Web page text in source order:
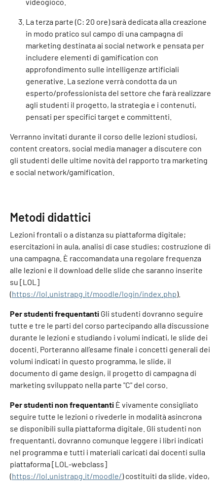
La terza parte (C: 20 ore) sarà dedicata alla creazione
in modo pratico sul campo di una campagna di
marketing destinata ai social network e pensata per
includere elementi di gamification con
approfondimento sulle intelligenze artificiali
generative. La sezione verrà condotta da un
esperto/professionista del settore che farà realizzare
agli studenti il progetto, la strategia e i contenuti,
pensati per specifici target e committenti.
Verranno invitati durante il corso delle lezioni studiosi,
content creators, social media manager a discutere con
gli studenti delle ultime novità del rapporto tra marketing
e social network/gamification.
Metodi didattici
Lezioni frontali o a distanza su piattaforma digitale;
esercitazioni in aula, analisi di case studies; costruzione di
una campagna. È raccomandata una regolare frequenza
alle lezioni e il download delle slide che saranno inserite
su [LOL]
(https://lol.unistrapg.it/moodle/login/index.php).
Per studenti frequentanti Gli studenti dovranno seguire
tutte e tre le parti del corso partecipando alla discussione
durante le lezioni e studiando i volumi indicati, le slide dei
docenti. Porteranno all’esame finale i concetti generali dei
volumi indicati in questo programma, le slide, il
documento di game design, il progetto di campagna di
marketing sviluppato nella parte "C" del corso.
Per studenti non frequentanti È vivamente consigliato
seguire tutte le lezioni o rivederle in modalità asincrona
se disponibili sulla piattaforma digitale. Gli studenti non
frequentanti, dovranno comunque leggere i libri indicati
nel programma e tutti i materiali caricati dai docenti sulla
piattaforma [LOL-webclass]
(https://lol.unistrapg.it/moodle/) costituiti da slide, video,